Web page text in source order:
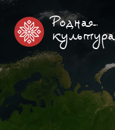
Родная
культура